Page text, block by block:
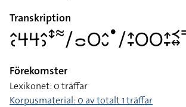
Transkription
Förekomster
Lexikonet: 0 träffar
Korpusmaterial: 0 av totalt 1 träffar